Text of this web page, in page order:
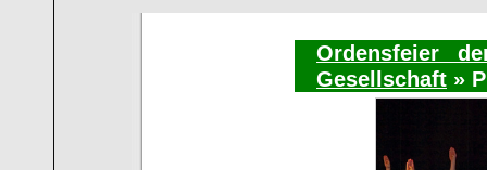
Ordensfeier
Gesellschaft »